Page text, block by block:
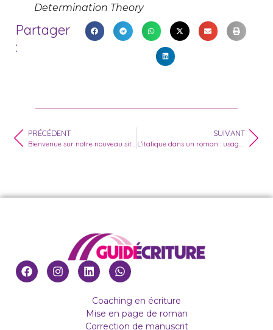
Determination Theory
Partager
:
PRÉCÉDENT
Bienvenue sur notre nouveau site Guidécriture
SUIVANT
L’italique dans un roman : usages, règles et erreurs à éviter | Guidécriture
Coaching en écriture
Mise en page de roman
Correction de manuscrit